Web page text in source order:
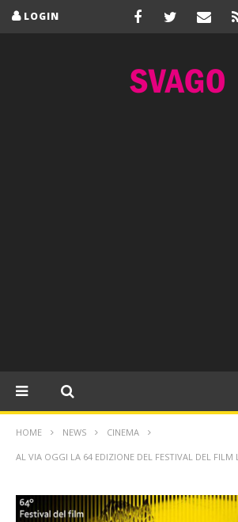
LOGIN
HOME NEWS CINEMA
AL VIA OGGI LA 64 EDIZIONE DEL FESTIVAL DEL FILM